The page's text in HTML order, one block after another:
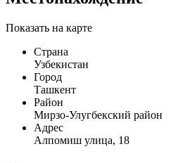
Показать на карте
Страна
Узбекистан
Город
Ташкент
Район
Мирзо-Улугбекский район
Адрес
Алпомиш улица, 18